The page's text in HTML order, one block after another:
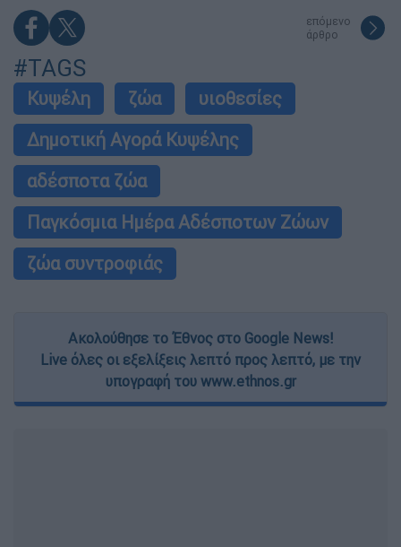
επόμενο
άρθρο
#TAGS
Κυψέλη ζώα
υιοθεσίες
Δημοτική Αγορά Κυψέλης
αδέσποτα ζώα
Παγκόσμια Ημέρα Αδέσποτων Ζώων
ζώα συντροφιάς
Ακολούθησε το Έθνος στο Google News!
Live όλες οι εξελίξεις λεπτό προς λεπτό, με την
υπογραφή του www.ethnos.gr